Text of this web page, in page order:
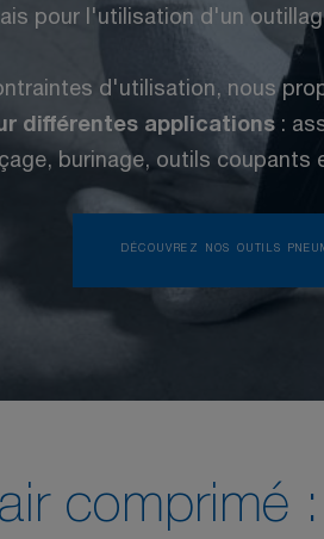
pour l'utilisation d'un
d'utilisation, nous
différentes applications :
burinage, outils coupants
DÉCOUVREZ NOS OUTILS
comprimé :